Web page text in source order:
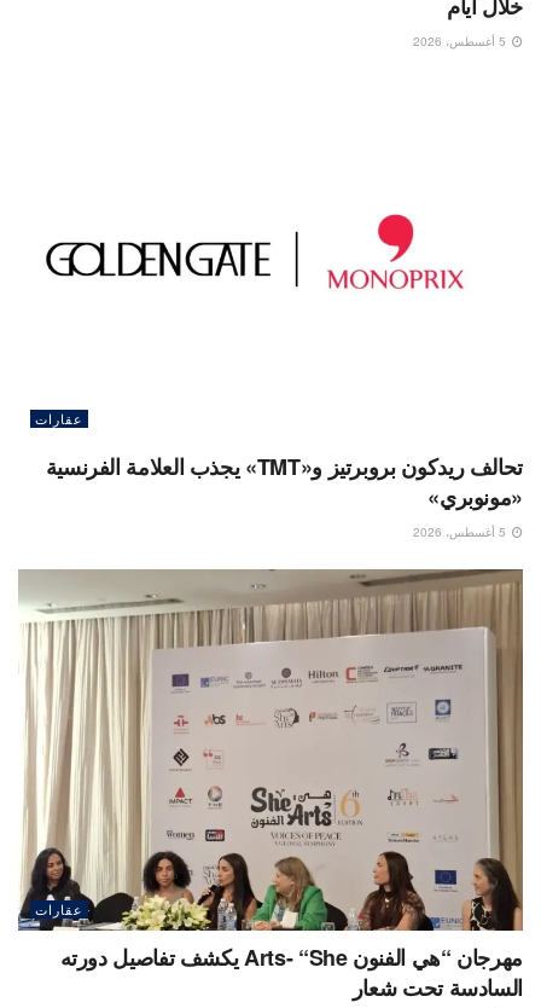
عقارات
تحالف ريدكون بروبرتيز و«TMT» يجذب العلامة الفرنسية
«مونوبري»
عقارات
مهرجان “هي الفنون Arts- “She يكشف تفاصيل دورته
السادسة تحت شعار